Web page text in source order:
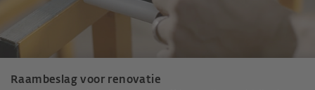
Raambeslag voor renovatie